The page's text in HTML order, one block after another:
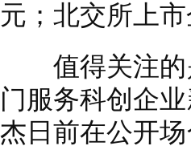
元；北交所上
值得关注的
门服务科创企
杰日前在公开